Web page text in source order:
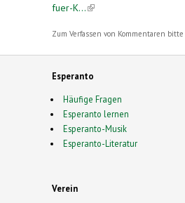
fuer-K...(link is external)
Zum Verfassen von Kommentaren bitte
Esperanto
Häufige Fragen
Esperanto lernen
Esperanto-Musik
Esperanto-Literatur
Verein